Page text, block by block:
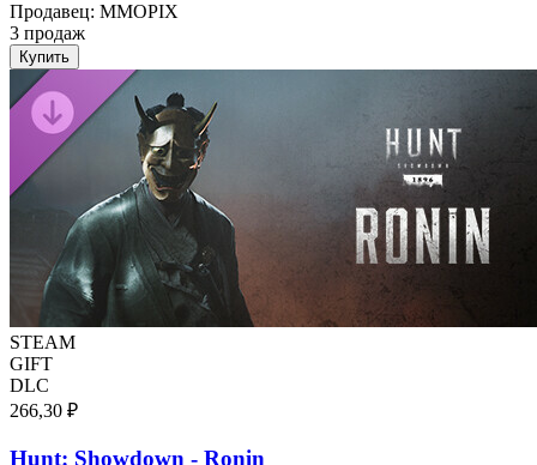
Продавец: MMOPIX
3 продаж
Купить
STEAM
GIFT
DLC
266,30 ₽
Hunt: Showdown - Ronin